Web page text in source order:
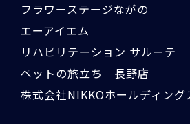
フラワーステージながの
エーアイエム
リハビリテーション サルーテ
ペットの旅立ち 長野店
株式会社NIKKOホールディング